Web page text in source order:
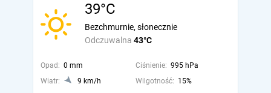
39°C
Odczuwalna 43°C
Bezchmurnie, słonecznie
Opad: 0 mm Ciśnienie: 995 hPa
Wiatr:
9 km/h Wilgotność: 15%